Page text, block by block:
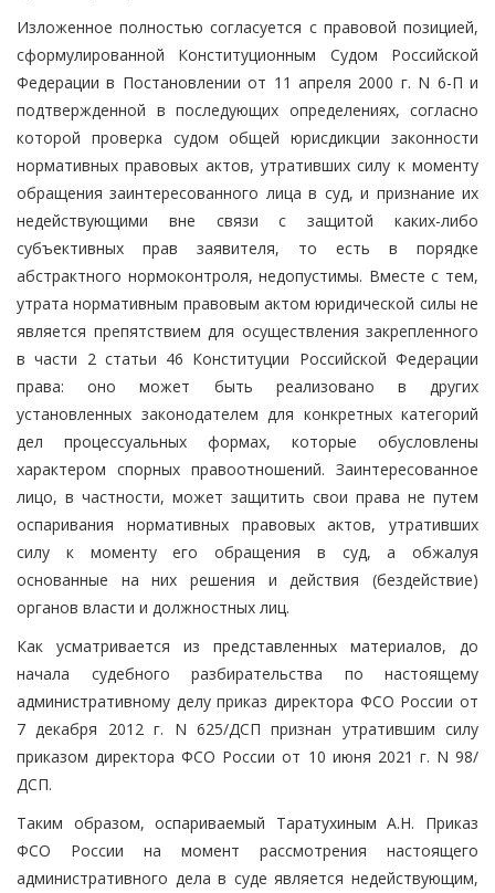
Изложенное полностью согласуется с правовой позицией,
сформулированной Конституционным Судом Российской
Федерации в Постановлении от 11 апреля 2000 г. N 6-П и
подтвержденной в последующих определениях, согласно
которой проверка судом общей юрисдикции законности
нормативных правовых актов, утративших силу к моменту
обращения заинтересованного лица в суд, и признание их
недействующими вне связи с защитой каких-либо
субъективных прав заявителя, то есть в порядке
абстрактного нормоконтроля, недопустимы. Вместе с тем,
утрата нормативным правовым актом юридической силы не
является препятствием для осуществления закрепленного
в части 2 статьи 46 Конституции Российской Федерации
права: оно может быть реализовано в других
установленных законодателем для конкретных категорий
дел процессуальных формах, которые обусловлены
характером спорных правоотношений. Заинтересованное
лицо, в частности, может защитить свои права не путем
оспаривания нормативных правовых актов, утративших
силу к моменту его обращения в суд, а обжалуя
основанные на них решения и действия (бездействие)
органов власти и должностных лиц.
Как усматривается из представленных материалов, до
начала судебного разбирательства по настоящему
административному делу приказ директора ФСО России от
7 декабря 2012 г. N 625/ДСП признан утратившим силу
приказом директора ФСО России от 10 июня 2021 г. N 98/
ДСП.
Таким образом, оспариваемый Таратухиным А.Н. Приказ
ФСО России на момент рассмотрения настоящего
административного дела в суде является недействующим,